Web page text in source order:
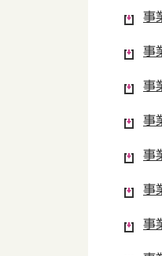
事
事
事
事
事
事
事